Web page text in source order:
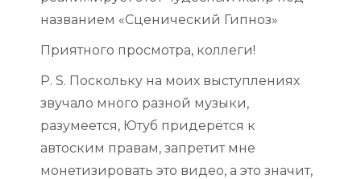
названием «Сценический Гипноз»
Приятного просмотра, коллеги!
P. S. Поскольку на моих выступлениях
звучало много разной музыки,
разумеется, Ютуб придерётся к
автоским правам, запретит мне
монетизировать это видео, а это значит,